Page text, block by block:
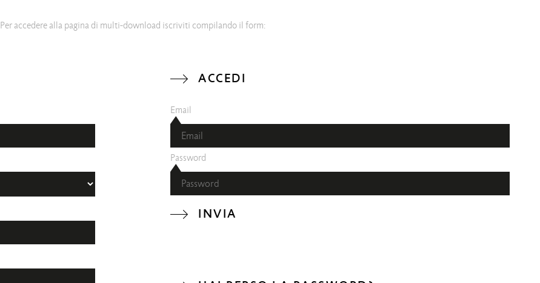
Per accedere alla pagina di multi-download iscriviti compilando il form:
ACCEDI
Email
Password
INVIA